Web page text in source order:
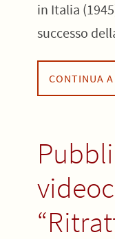
in Italia
successo
CONTINUA A